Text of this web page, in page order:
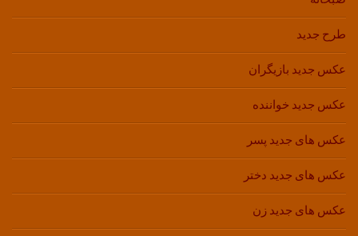
طرح جدید
عکس جدید بازیگران
عکس جدید خواننده
عکس های جدید پسر
عکس های جدید دختر
عکس های جدید زن